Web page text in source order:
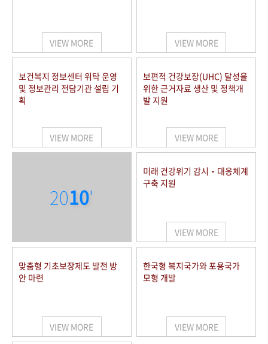
VIEW MORE VIEW MORE
보건복지 정보센터 위탁 운영
및 정보관리 전담기관 설립 기
획
VIEW MORE
보편적 건강보장(UHC) 달성을
위한 근거자료 생산 및 정책개
발 지원
VIEW MORE
2010'
미래 건강위기 감시‧대응체계
구축 지원
VIEW MORE
맞춤형 기초보장제도 발전 방
안 마련
VIEW MORE
한국형 복지국가와 포용국가
모형 개발
VIEW MORE